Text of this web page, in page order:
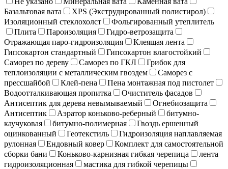
Базальтовая вата
XPS (Экструдированный полистирол)
Изоляционный стеклохолст
Фольгированный утеплитель
Плита
Пароизоляция
Гидро-ветрозащита
Отражающая паро-гидроизоляция
Клеящая лента
Гипсокартон стандартный
Гипсокартон влагостойкий
Саморез по дереву
Саморез по ГКЛ
Грибок для
теплоизоляции с металлическим гвоздем
Саморез с
прессшайбой
Клей-пена
Пена монтажная под пистолет
Водоотталкивающая пропитка
Очиститель фасадов
Антисептик для дерева невымываемый
Огнебиозащита
Антисептик
Аэратор коньково-реберный
битумно-
каучуковая
битумно-полимерная
Гвоздь ершенный
оцинкованный
Геотекстиль
Гидроизоляция наплавляемая
рулонная
Ендовный ковер
Комплект для самостоятельной
сборки бани
Коньково-карнизная гибкая черепица
лента
гидроизоляционная
мастика для гибкой черепицы